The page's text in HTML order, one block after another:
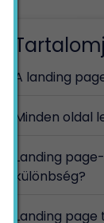
A landing
Minden oldal
Landing
különbség?
Landing page